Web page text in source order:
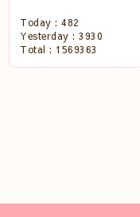
Today :482
Yesterday :3930
Total : 1569363